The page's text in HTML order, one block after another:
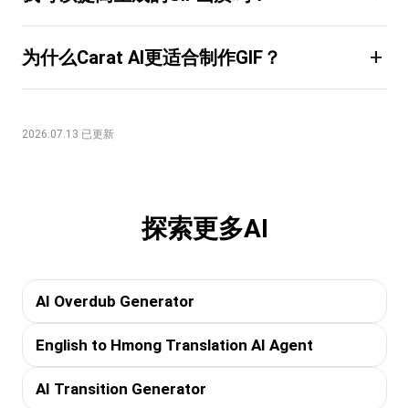
为什么Carat AI更适合制作GIF？ +
2026.07.13 已更新
探索更多AI
AI Overdub Generator
English to Hmong Translation AI Agent
AI Transition Generator